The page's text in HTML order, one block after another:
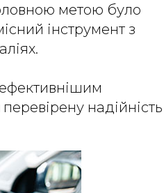
метою було
інструмент з
надійність